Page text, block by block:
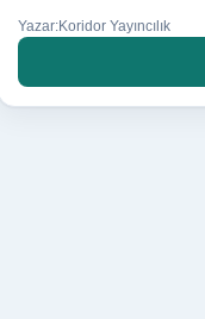
Yazar:Koridor Yayıncılık